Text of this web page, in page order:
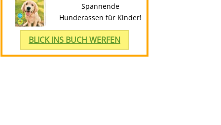
Spannende
Hunderassen für Kinder!
BLICK INS BUCH WERFEN